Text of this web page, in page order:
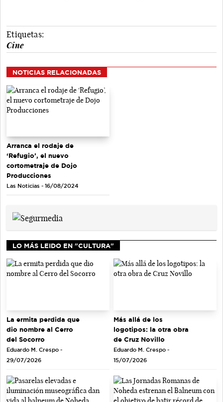
Etiquetas:
Cine
NOTICIAS RELACIONADAS
Arranca el rodaje de
‘Refugio’, el nuevo
cortometraje de Dojo
Producciones
Las Noticias - 16/08/2024
LO MÁS LEIDO EN "CULTURA"
La ermita perdida que
dio nombre al Cerro
del Socorro
Eduardo M. Crespo -
29/07/2026
Más allá de los
logotipos: la otra obra
de Cruz Novillo
Eduardo M. Crespo -
15/07/2026